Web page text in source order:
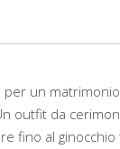
un
outfit da
fino al